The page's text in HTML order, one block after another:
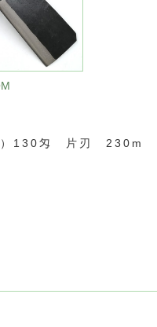
）130匁 片刃 230m